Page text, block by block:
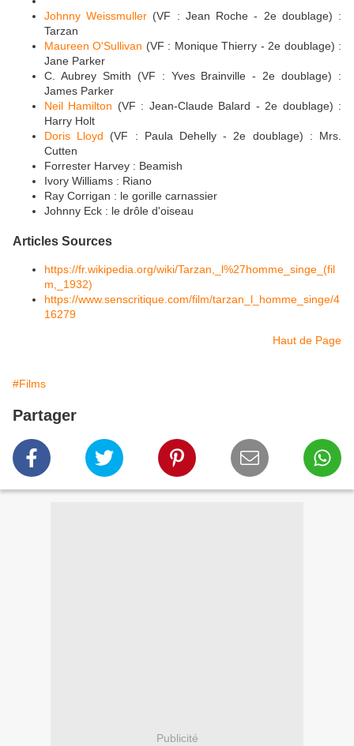
Johnny Weissmuller (VF : Jean Roche - 2e doublage) :
Tarzan
Maureen O'Sullivan (VF : Monique Thierry - 2e doublage) :
Jane Parker
C. Aubrey Smith (VF : Yves Brainville - 2e doublage) :
James Parker
Neil Hamilton (VF : Jean-Claude Balard - 2e doublage) :
Harry Holt
Doris Lloyd (VF : Paula Dehelly - 2e doublage) : Mrs.
Cutten
Forrester Harvey : Beamish
Ivory Williams : Riano
Ray Corrigan : le gorille carnassier
Johnny Eck : le drôle d'oiseau
Articles Sources
https://fr.wikipedia.org/wiki/Tarzan,_l%27homme_singe_(fil
m,_1932)
https://www.senscritique.com/film/tarzan_l_homme_singe/4
16279
Haut de Page
#Films
Partager
Publicité